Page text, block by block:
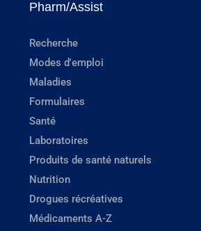
Pharm/Assist
Recherche
Modes d'emploi
Maladies
Formulaires
Santé
Laboratoires
Produits de santé naturels
Nutrition
Drogues récréatives
Médicaments A-Z